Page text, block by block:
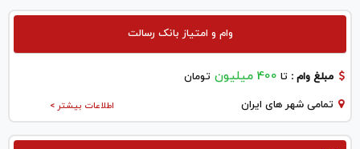
وام و امتیاز بانک رسالت
مبلغ وام : تا 400 میلیون تومان
اطلاعات بیشتر > تمامی شهر های ایران